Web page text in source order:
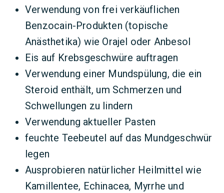
Verwendung von frei verkäuflichen
Benzocain-Produkten (topische
Anästhetika) wie Orajel oder Anbesol
Eis auf Krebsgeschwüre auftragen
Verwendung einer Mundspülung, die ein
Steroid enthält, um Schmerzen und
Schwellungen zu lindern
Verwendung aktueller Pasten
feuchte Teebeutel auf das Mundgeschwür
legen
Ausprobieren natürlicher Heilmittel wie
Kamillentee, Echinacea, Myrrhe und